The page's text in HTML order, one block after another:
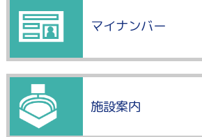
マイナンバー
施設案内